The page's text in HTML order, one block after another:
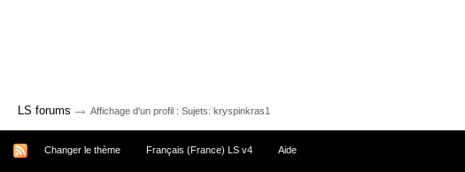
LS forums → Affichage d'un profil : Sujets: kryspinkras1
Changer le thème Français (France) LS v4 Aide